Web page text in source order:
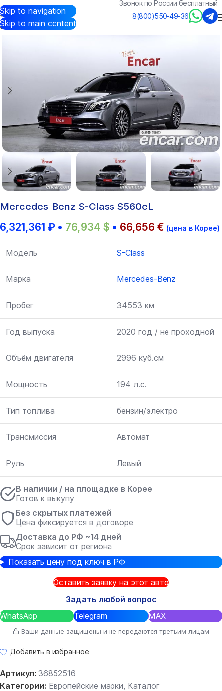
Skip to navigation
Skip to main content
Звонок по России бесплатный
8(800)550-49-36
Авто из Кореи/Каталог Mercedes-Benz/S-Class
Mercedes-Benz S-Class S560eL
6,321,361 ₽ • 76,934 $ • 66,656 € (цена в Корее)
Модель S-Class
Марка Mercedes-Benz
Пробег 34553 км
Год выпуска 2020 год / не проходной
Объём двигателя 2996 куб.см
Мощность 194 л.с.
Тип топлива бензин/электро
Трансмиссия Автомат
Руль Левый
В наличии / на площадке в Корее
Готов к выкупу
Без скрытых платежей
Цена фиксируется в договоре
Доставка до РФ ~14 дней
Срок зависит от региона
Показать цену под ключ в РФ
Оставить заявку на этот авто
Задать любой вопрос
WhatsApp
Telegram MAX
Ваши данные защищены и не передаются третьим лицам
Добавить в избранное
Артикул: 36852516
Категории: Европейские марки, Каталог